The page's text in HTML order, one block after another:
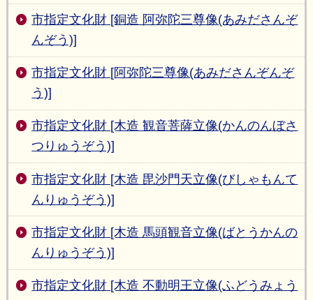
市指定文化財 [銅造 阿弥陀三尊像(あみださんぞ
んぞう)]
市指定文化財 [阿弥陀三尊像(あみださんぞんぞ
う)]
市指定文化財 [木造 観音菩薩立像(かんのんぼさ
つりゅうぞう)]
市指定文化財 [木造 毘沙門天立像(びしゃもんて
んりゅうぞう)]
市指定文化財 [木造 馬頭観音立像(ばとうかんの
んりゅうぞう)]
市指定文化財 [木造 不動明王立像(ふどうみょう